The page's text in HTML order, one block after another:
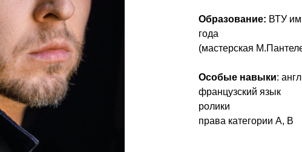
Образование: ВТУ
года
(мастерская
Особые навыки:
французский язык
ролики
права категории А, В